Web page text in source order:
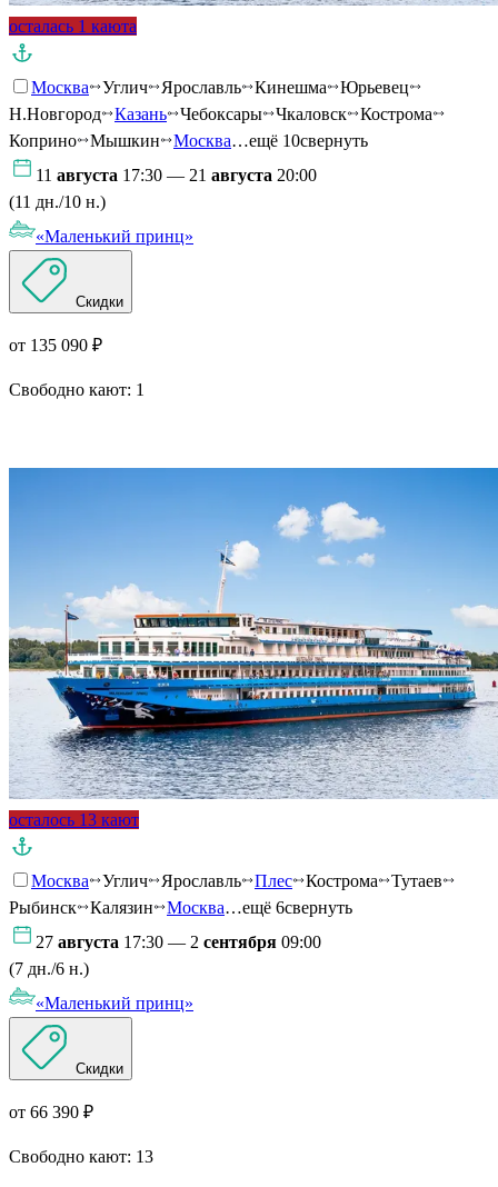
осталась 1 каюта
Москва Углич Ярославль Кинешма
Юрьевец
Н.Новгород
Казань Чебоксары Чкаловск
Кострома
Коприно
Мышкин Москва…ещё 10свернуть
11 августа 17:30 — 21 августа 20:00
(11 дн./10 н.)
«Маленький принц»
Скидки
от 135 090 ₽
Свободно кают: 1
осталось 13 кают
Москва Углич Ярославль Плес Кострома
Тутаев
Рыбинск
Калязин Москва…ещё 6свернуть
27 августа 17:30 — 2 сентября 09:00
(7 дн./6 н.)
«Маленький принц»
Скидки
от 66 390 ₽
Свободно кают: 13